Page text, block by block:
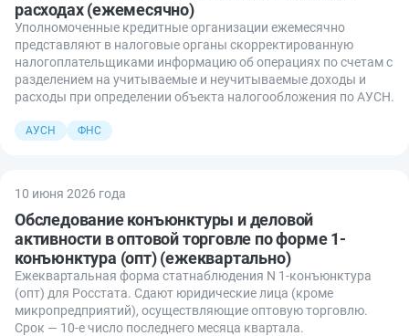
расходах (ежемесячно)
Уполномоченные кредитные организации ежемесячно
представляют в налоговые органы скорректированную
налогоплательщиками информацию об операциях по счетам с
разделением на учитываемые и неучитываемые доходы и
расходы при определении объекта налогообложения по АУСН.
АУСН ФНС
10 июня 2026 года
Обследование конъюнктуры и деловой
активности в оптовой торговле по форме 1-
конъюнктура (опт) (ежеквартально)
Ежеквартальная форма статнаблюдения N 1-конъюнктура
(опт) для Росстата. Сдают юридические лица (кроме
микропредприятий), осуществляющие оптовую торговлю.
Срок — 10-е число последнего месяца квартала.